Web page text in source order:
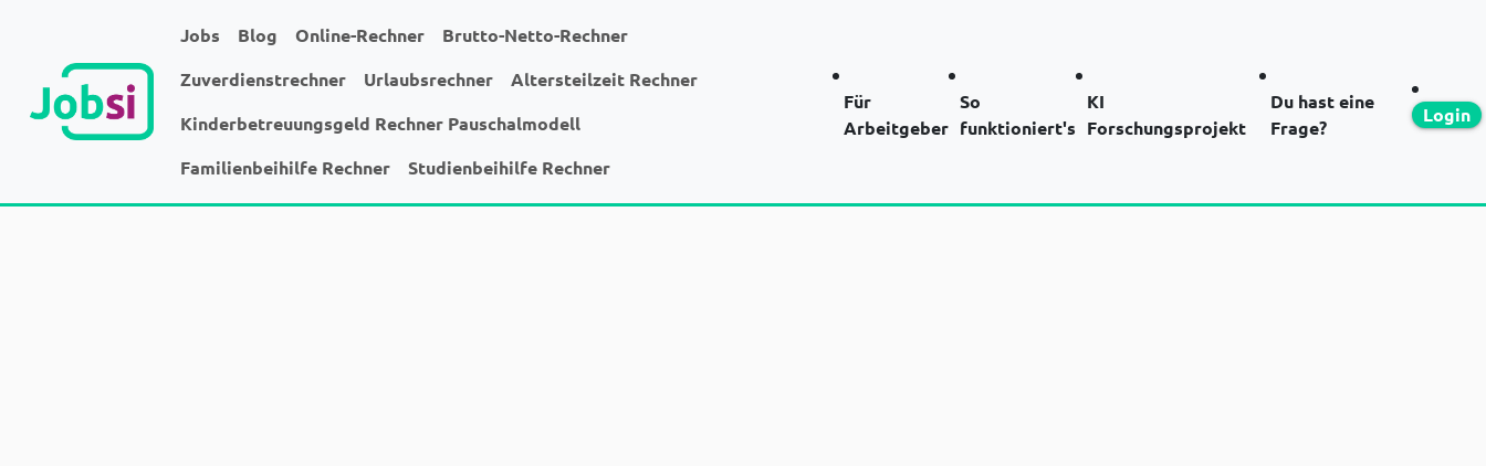
Jobs Blog Online-Rechner
Brutto-Netto-Rechner
Zuverdienstrechner
Urlaubsrechner
Altersteilzeit Rechner
Kinderbetreuungsgeld Rechner Pauschalmodell
Familienbeihilfe Rechner
Studienbeihilfe Rechner
Für
Arbeitgeber
So
funktioniert's
KI
Forschungsprojekt
Du hast eine
Frage?
Login